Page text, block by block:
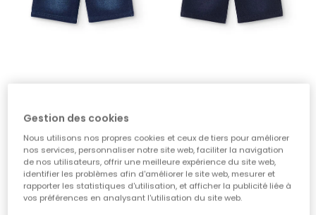
-50%
Gestion des cookies
Nous utilisons nos propres cookies et ceux de tiers pour améliorer
nos services, personnaliser notre site web, faciliter la navigation
de nos utilisateurs, offrir une meilleure expérience du site web,
identifier les problèmes afin d'améliorer le site web, mesurer et
rapporter les statistiques d'utilisation, et afficher la publicité liée à
vos préférences en analysant l'utilisation du site web.